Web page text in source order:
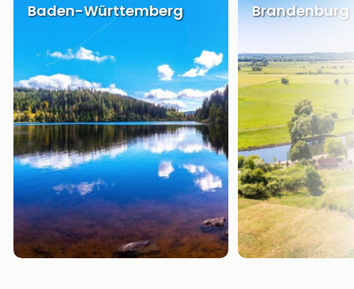
Baden-Württemberg Brandenburg